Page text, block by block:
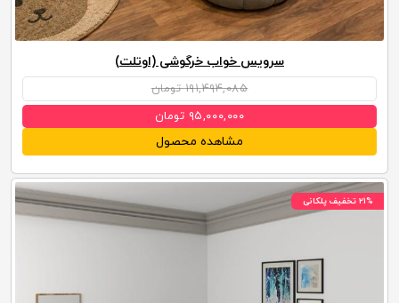
سرویس خواب خرگوشی (اوتلت)
۱۹۱,۴۹۴,۰۸۵ تومان
۹۵,۰۰۰,۰۰۰ تومان
مشاهده محصول
۲۱% تخفیف پلکانی